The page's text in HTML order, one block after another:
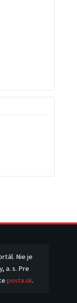
Nie je
a. s. Pre
posta.sk.